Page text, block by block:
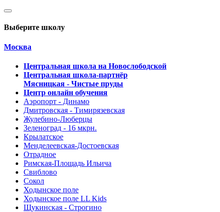
Выберите школу
Москва
Центральная школа на Новослободской
Центральная школа-партнёр
Мясницкая - Чистые пруды
Центр онлайн обучения
Аэропорт - Динамо
Дмитровская - Тимирязевская
Жулебино-Люберцы
Зеленоград - 16 мкрн.
Крылатское
Менделеевская-Достоевская
Отрадное
Римская-Площадь Ильича
Свиблово
Сокол
Ходынское поле
Ходынское поле LL Kids
Щукинская - Строгино